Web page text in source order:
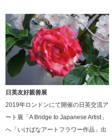
日英友好親善展
2019年ロンドンにて開催の日英交流ア
ート展「A Bridge to Japanese Artist」
へ「いけばなアートフラワー作品」出